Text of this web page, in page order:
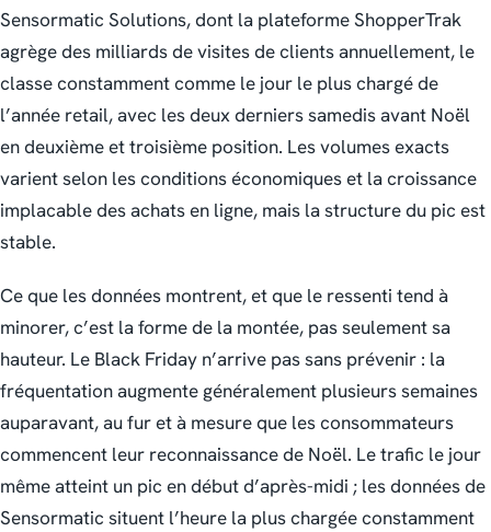
Sensormatic Solutions, dont la plateforme ShopperTrak
agrège des milliards de visites de clients annuellement, le
classe constamment comme le jour le plus chargé de
l’année retail, avec les deux derniers samedis avant Noël
en deuxième et troisième position. Les volumes exacts
varient selon les conditions économiques et la croissance
implacable des achats en ligne, mais la structure du pic est
stable.
Ce que les données montrent, et que le ressenti tend à
minorer, c’est la forme de la montée, pas seulement sa
hauteur. Le Black Friday n’arrive pas sans prévenir : la
fréquentation augmente généralement plusieurs semaines
auparavant, au fur et à mesure que les consommateurs
commencent leur reconnaissance de Noël. Le trafic le jour
même atteint un pic en début d’après-midi ; les données de
Sensormatic situent l’heure la plus chargée constamment